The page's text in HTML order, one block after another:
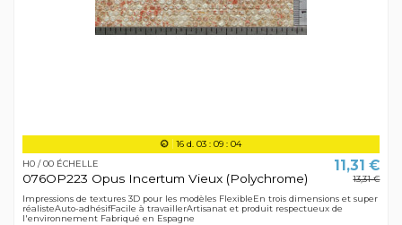
16 d. 03 :09 :04
H0 / 00 ÉCHELLE
076OP223 Opus Incertum Vieux (Polychrome)
11,31 €
13,31 €
Impressions de textures 3D pour les modèles FlexibleEn trois dimensions et super
réalisteAuto-adhésifFacile à travaillerArtisanat et produit respectueux de
l'environnement Fabriqué en Espagne